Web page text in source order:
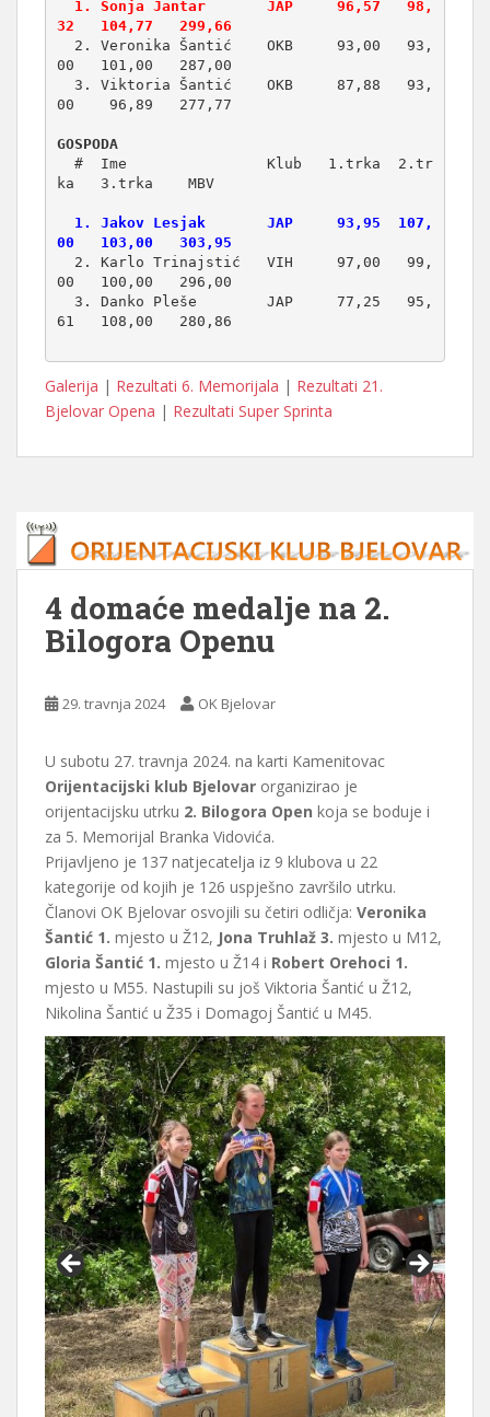
32   104,77   299,66
00   101,00   287,00
00    96,89   277,77
GOSPODA
ka   3.trka    MBV
00   103,00   303,95
00   100,00   296,00
61   108,00   280,86
Galerija | Rezultati 6. Memorijala | Rezultati 21.
Bjelovar Opena | Rezultati Super Sprinta
4 domaće medalje na 2.
Bilogora Openu
29. travnja 2024 OK Bjelovar
U subotu 27. travnja 2024. na karti Kamenitovac
Orijentacijski klub Bjelovar organizirao je
orijentacijsku utrku 2. Bilogora Open koja se boduje i
za 5. Memorijal Branka Vidovića.
Prijavljeno je 137 natjecatelja iz 9 klubova u 22
kategorije od kojih je 126 uspješno završilo utrku.
Članovi OK Bjelovar osvojili su četiri odličja: Veronika
Šantić 1. mjesto u Ž12, Jona Truhlaž 3. mjesto u M12,
Gloria Šantić 1. mjesto u Ž14 i Robert Orehoci 1.
mjesto u M55. Nastupili su još Viktoria Šantić u Ž12,
Nikolina Šantić u Ž35 i Domagoj Šantić u M45.